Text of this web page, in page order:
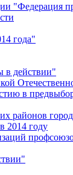
"Федерация
года"
в действии"
в
районов
2014 году